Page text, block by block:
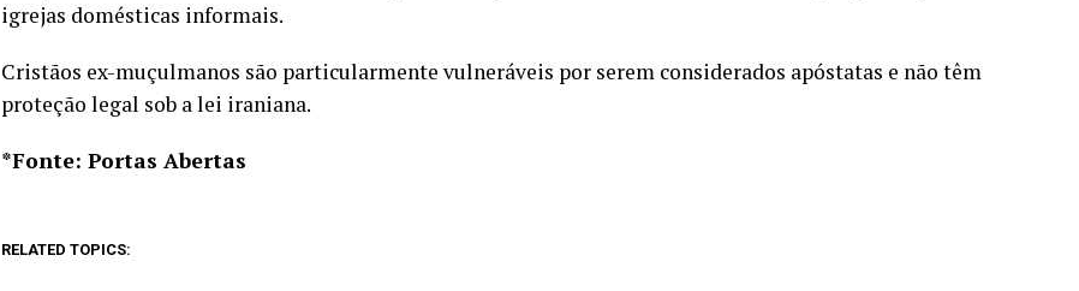
igrejas domésticas informais.
Cristãos ex-muçulmanos são particularmente vulneráveis por serem considerados apóstatas e não têm
proteção legal sob a lei iraniana.
*Fonte: Portas Abertas
RELATED TOPICS: